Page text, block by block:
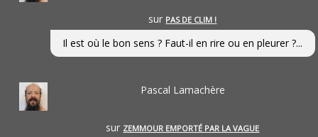
sur PAS DE CLIM !
Il est où le bon sens ? Faut-il en rire ou en pleurer ?...
Pascal Lamachère
sur ZEMMOUR EMPORTÉ PAR LA VAGUE